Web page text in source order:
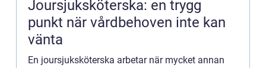
Joursjuksköterska: en trygg
punkt när vårdbehoven inte kan
vänta
En joursjuksköterska arbetar när mycket annan